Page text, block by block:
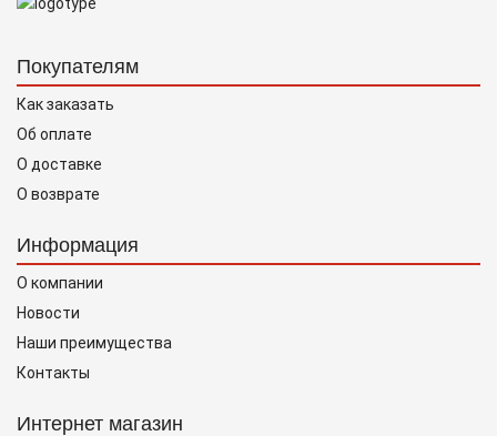
Покупателям
Как заказать
Об оплате
О доставке
О возврате
Информация
О компании
Новости
Наши преимущества
Контакты
Интернет магазин